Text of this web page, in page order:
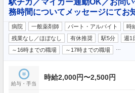
駅チカ／マイカー通勤OK／お問
務時間についてメッセージにてお
病院 一般薬剤師 パート・アルバイト
時
残業なし／ほぼなし
有休推奨 駅5分
週1
～16時までの職場
～17時までの職場
給与・手当
時給2,000円〜2,500円